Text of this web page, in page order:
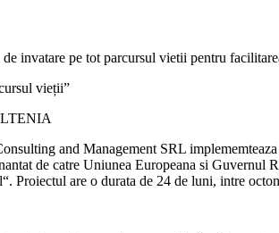
invatare pe tot parcursul vietii pentru
vieții”
and Management SRL
de catre Uniunea Europeana si
Proiectul are o durata de 24 de luni, intre